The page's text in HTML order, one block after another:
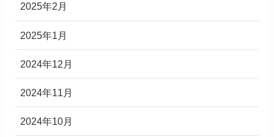
2025年2月
2025年1月
2024年12月
2024年11月
2024年10月